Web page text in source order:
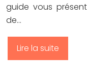
guide vous
de…
Lire la suite